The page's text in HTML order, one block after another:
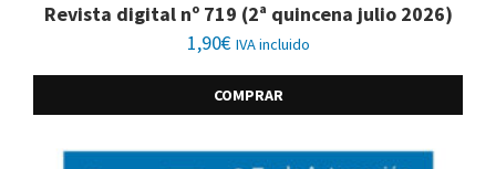
Revista digital nº 719 (2ª quincena julio 2026)
1,90€ IVA incluido
COMPRAR